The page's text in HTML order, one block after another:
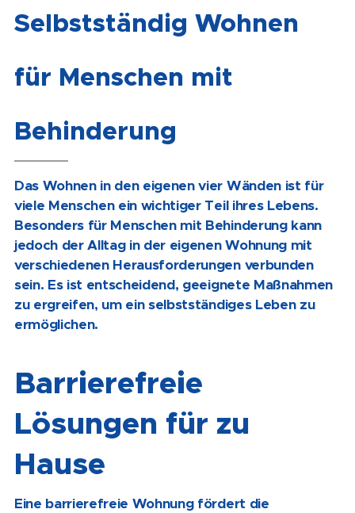
Selbstständig Wohnen
für Menschen mit
Behinderung
Das Wohnen in den eigenen vier Wänden ist für
viele Menschen ein wichtiger Teil ihres Lebens.
Besonders für Menschen mit Behinderung kann
jedoch der Alltag in der eigenen Wohnung mit
verschiedenen Herausforderungen verbunden
sein. Es ist entscheidend, geeignete Maßnahmen
zu ergreifen, um ein selbstständiges Leben zu
ermöglichen.
Barrierefreie
Lösungen für zu
Hause
Eine barrierefreie Wohnung fördert die